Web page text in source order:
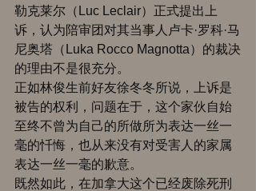
勒克莱尔（Luc Leclair）正式提出上
诉，认为陪审团对其当事人卢卡·罗科·马
尼奥塔（Luka Rocco Magnotta）的裁决
的理由不是很充分。
正如林俊生前好友徐冬冬所说，上诉是
被告的权利，问题在于，这个家伙自始
至终不曾为自己的所做所为表达一丝一
毫的忏悔，也从来没有对受害人的家属
表达一丝一毫的歉意。
既然如此，在加拿大这个已经废除死刑